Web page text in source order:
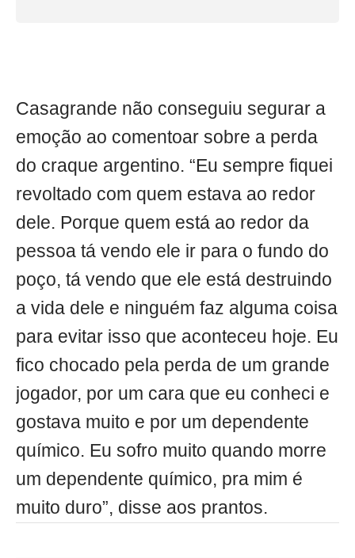
Casagrande não conseguiu segurar a
emoção ao comentoar sobre a perda
do craque argentino. “Eu sempre fiquei
revoltado com quem estava ao redor
dele. Porque quem está ao redor da
pessoa tá vendo ele ir para o fundo do
poço, tá vendo que ele está destruindo
a vida dele e ninguém faz alguma coisa
para evitar isso que aconteceu hoje. Eu
fico chocado pela perda de um grande
jogador, por um cara que eu conheci e
gostava muito e por um dependente
químico. Eu sofro muito quando morre
um dependente químico, pra mim é
muito duro”, disse aos prantos.